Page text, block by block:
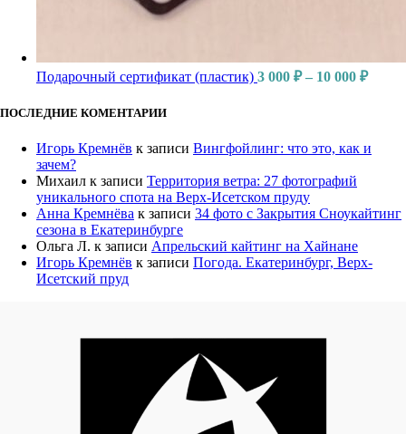
Подарочный сертификат (пластик) 3 000 ₽ – 10 000 ₽
ПОСЛЕДНИЕ КОМЕНТАРИИ
Игорь Кремнёв к записи Вингфойлинг: что это, как и
зачем?
Михаил к записи Территория ветра: 27 фотографий
уникального спота на Верх-Исетском пруду
Анна Кремнёва к записи 34 фото с Закрытия Сноукайтинг
сезона в Екатеринбурге
Ольга Л. к записи Апрельский кайтинг на Хайнане
Игорь Кремнёв к записи Погода. Екатеринбург, Верх-
Исетский пруд